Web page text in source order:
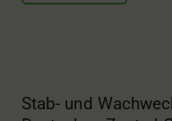
Stab- und